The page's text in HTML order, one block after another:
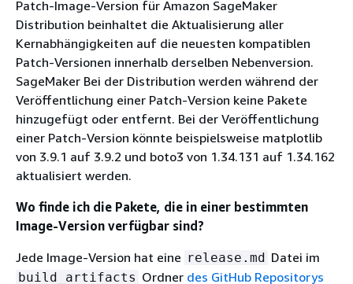
Patch-Image-Version für Amazon SageMaker
Distribution beinhaltet die Aktualisierung aller
Kernabhängigkeiten auf die neuesten kompatiblen
Patch-Versionen innerhalb derselben Nebenversion.
SageMaker Bei der Distribution werden während der
Veröffentlichung einer Patch-Version keine Pakete
hinzugefügt oder entfernt. Bei der Veröffentlichung
einer Patch-Version könnte beispielsweise matplotlib
von 3.9.1 auf 3.9.2 und boto3 von 1.34.131 auf 1.34.162
aktualisiert werden.
Wo finde ich die Pakete, die in einer bestimmten
Image-Version verfügbar sind?
Jede Image-Version hat eine release.md Datei im
build_artifacts Ordner des GitHub Repositorys